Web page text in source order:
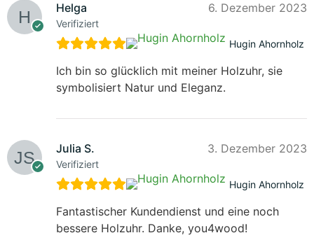
Helga
Verifiziert
6. Dezember 2023
Hugin Ahornholz
Ich bin so glücklich mit meiner Holzuhr, sie
symbolisiert Natur und Eleganz.
Julia S.
Verifiziert
3. Dezember 2023
Hugin Ahornholz
Fantastischer Kundendienst und eine noch
bessere Holzuhr. Danke, you4wood!